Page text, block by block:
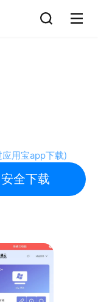
应用宝app下载)
安全下载